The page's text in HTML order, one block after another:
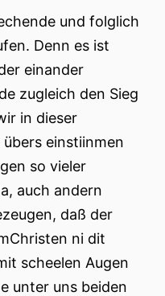
und folglich
Denn es ist
einander
zugleich den Sieg
in dieser
einstiinmen
so vieler
auch andern
daß der
ni dit
scheelen Augen
unter uns beiden